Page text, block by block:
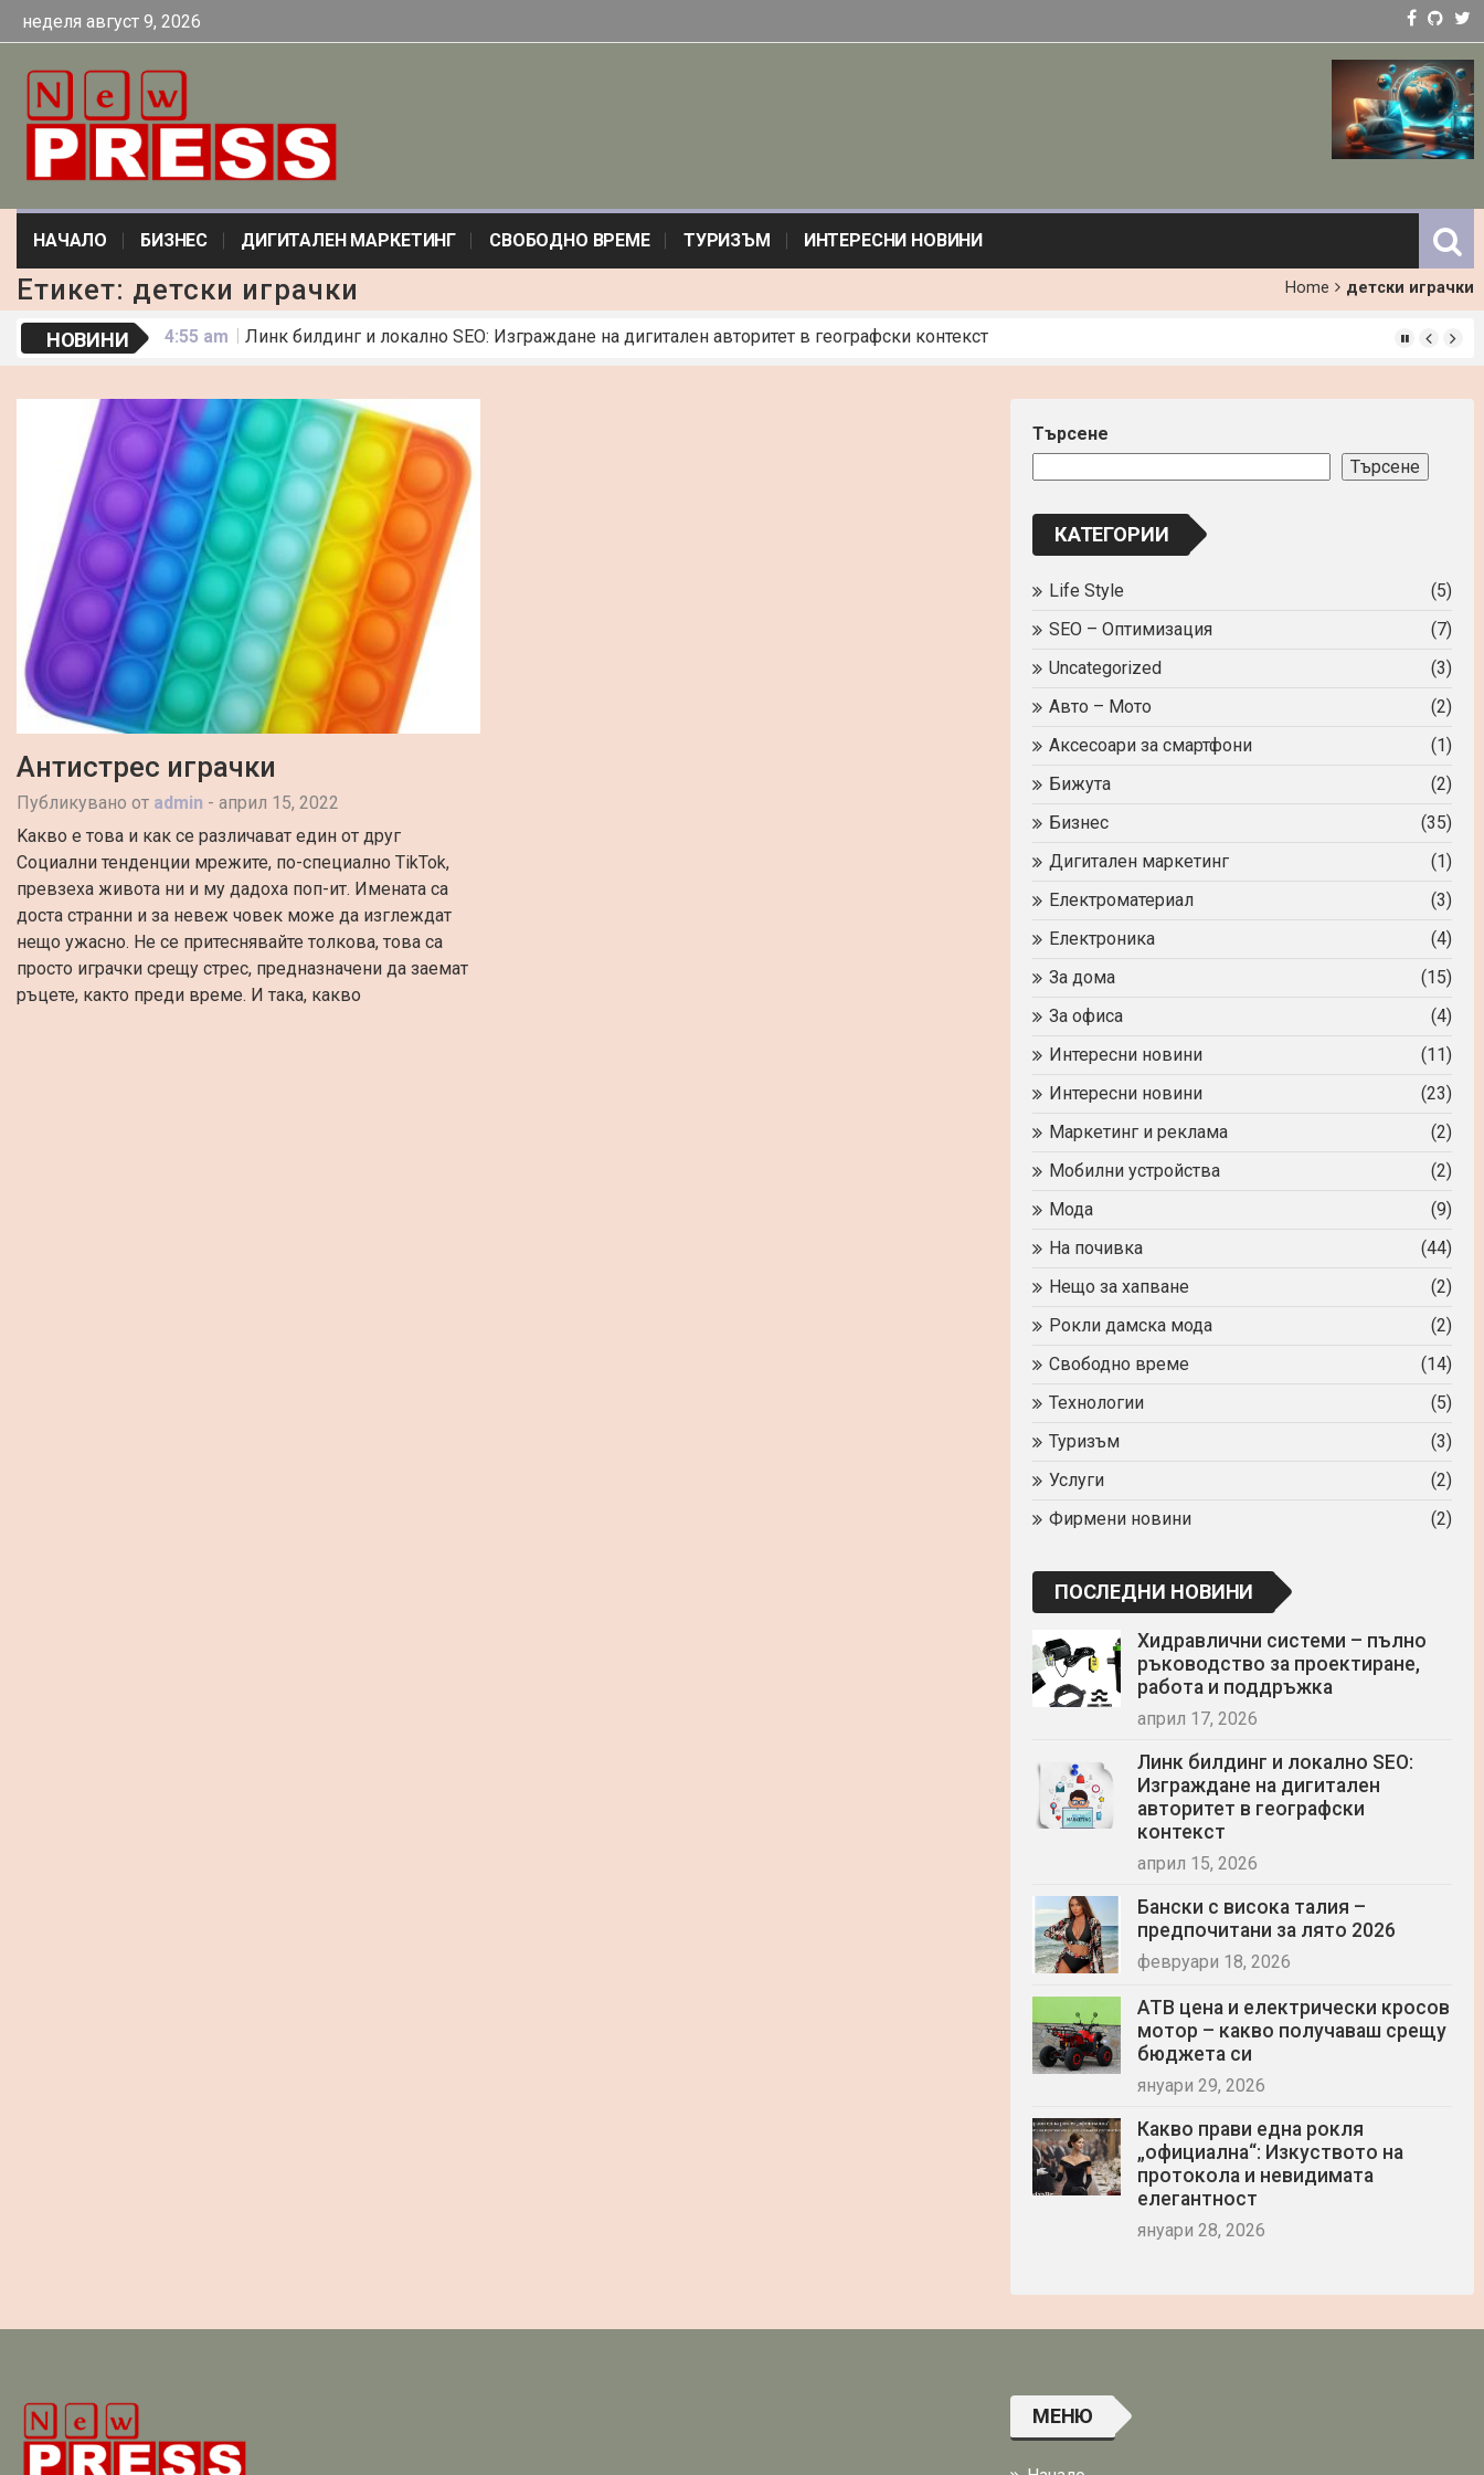
неделя август 9, 2026
НАЧАЛО БИЗНЕС ДИГИТАЛЕН МАРКЕТИНГ СВОБОДНО ВРЕМЕ ТУРИЗЪМ ИНТЕРЕСНИ НОВИНИ
Етикет: детски играчки Home детски играчки
НОВИНИ 4:55 am
Линк билдинг и локално SEO: Изграждане на дигитален авторитет в географски контекст
10:01 am
Какво прави една рокля „официална“: Изкуството на протокола и невидимата елегантност
2:18 pm
По-малко искри, повече резултат: електрожени и телоподаващи в реалния живот
7:09 am
Какви съдове са подходящи за индукционен плот: Пълно ръководство
5:11 am
42 Идеи за Пасивен Доход
8:34 am
Погребални обреди по света и България: Траурна агенция град Пазарджик
12:27 pm
Дигитална Трансформация на Услугите: Гласуване, Регистрация или Резервации Чрез Блокчейн?
5:11 am
Хидравлични системи – пълно ръководство за проектиране, работа и поддръжка
Антистрес играчки
Публикувано от admin - април 15, 2022
Kакво е това и как се различават един от друг
Социални тенденции мрежите, по-специално TikTok,
превзеха живота ни и му дадоха поп-ит. Имената са
доста странни и за невеж човек може да изглеждат
нещо ужасно. Не се притеснявайте толкова, това са
просто играчки срещу стрес, предназначени да заемат
ръцете, както преди време. И така, какво
Търсене
Търсене
КАТЕГОРИИ
Life Style
(5)
SEO – Оптимизация
(7)
Uncategorized
(3)
Авто – Мото
(2)
Аксесоари за смартфони
(1)
Бижута
(2)
Бизнес
(35)
Дигитален маркетинг
(1)
Електроматериал
(3)
Електроника
(4)
За дома
(15)
За офиса
(4)
Интересни новини
(11)
Интересни новини
(23)
Маркетинг и реклама
(2)
Мобилни устройства
(2)
Мода
(9)
На почивка
(44)
Нещо за хапване
(2)
Рокли дамска мода
(2)
Свободно време
(14)
Технологии
(5)
Туризъм
(3)
Услуги
(2)
Фирмени новини
(2)
ПОСЛЕДНИ НОВИНИ
Хидравлични системи – пълно
ръководство за проектиране,
работа и поддръжка
април 17, 2026
Линк билдинг и локално SEO:
Изграждане на дигитален
авторитет в географски
контекст
април 15, 2026
Бански с висока талия –
предпочитани за лято 2026
февруари 18, 2026
АТВ цена и електрически кросов
мотор – какво получаваш срещу
бюджета си
януари 29, 2026
Какво прави една рокля
„официална“: Изкуството на
протокола и невидимата
елегантност
януари 28, 2026
МЕНЮ